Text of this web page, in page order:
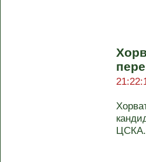
ЦСКА.